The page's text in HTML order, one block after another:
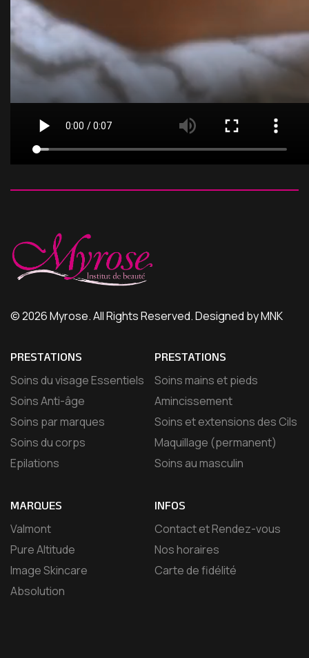
© 2026 Myrose. All Rights Reserved. Designed by MNK
PRESTATIONS
Soins du visage Essentiels
Soins Anti-âge
Soins par marques
Soins du corps
Epilations
PRESTATIONS
Soins mains et pieds
Amincissement
Soins et extensions des Cils
Maquillage (permanent)
Soins au masculin
MARQUES
Valmont
Pure Altitude
Image Skincare
Absolution
INFOS
Contact et Rendez-vous
Nos horaires
Carte de fidélité